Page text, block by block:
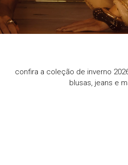
confira a coleção de inverno
blusas, jeans e